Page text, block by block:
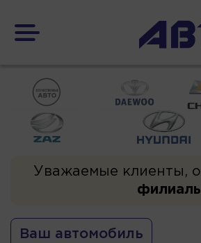
Уважаемые клиенты,
Ваш автомобиль